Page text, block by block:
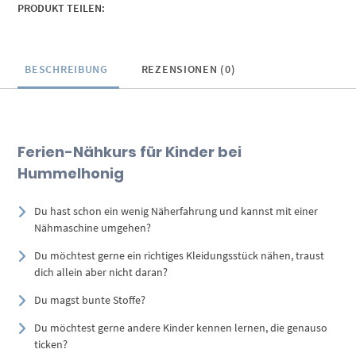
PRODUKT TEILEN:
BESCHREIBUNG REZENSIONEN (0)
Ferien-Nähkurs für Kinder bei
Hummelhonig
Du hast schon ein wenig Näherfahrung und kannst mit einer
Nähmaschine umgehen?
Du möchtest gerne ein richtiges Kleidungsstück nähen, traust
dich allein aber nicht daran?
Du magst bunte Stoffe?
Du möchtest gerne andere Kinder kennen lernen, die genauso
ticken?